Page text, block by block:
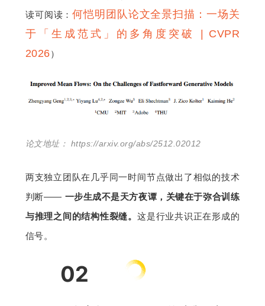
读可阅读：何恺明团队论文全景扫描：一场关
于「生成范式」的多角度突破 | CVPR
2026）
论文地址： https://arxiv.org/abs/2512.02012
两支独立团队在几乎同一时间节点做出了相似的技术
判断—— 一步生成不是天方夜谭，关键在于弥合训练
与推理之间的结构性裂缝。这是行业共识正在形成的
信号。
02